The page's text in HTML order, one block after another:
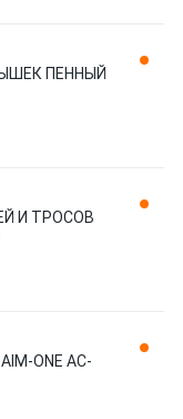
ПЕННЫЙ
И ТРОСОВ
ONE AC-